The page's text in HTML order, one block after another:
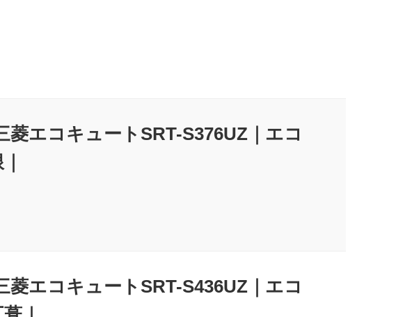
エコキュートSRT-S376UZ｜エコ
エコキュートSRT-S436UZ｜エコ